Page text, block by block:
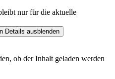
nur für die aktuelle
Details ausblenden
ob der Inhalt geladen werden